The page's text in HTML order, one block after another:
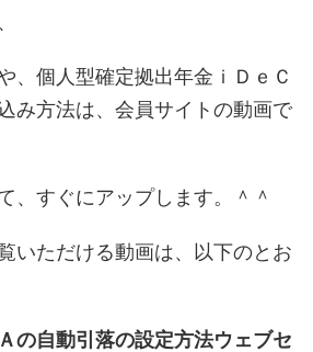
、個人型確定拠出年金ｉＤｅＣ
み方法は、会員サイトの動画で
、すぐにアップします。＾＾
いただける動画は、以下のとお
の自動引落の設定方法ウェブセ